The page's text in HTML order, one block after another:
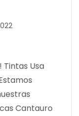
Tintas Usa
Cantauro